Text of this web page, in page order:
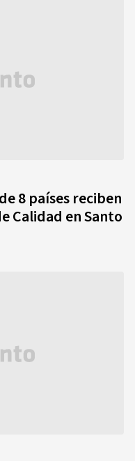
8 países reciben
Calidad en Santo